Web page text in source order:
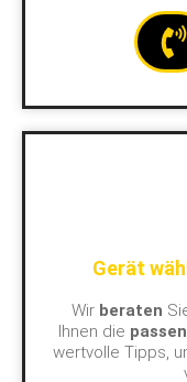
Gerät
Wir beraten
Ihnen die
wertvolle Tipps,